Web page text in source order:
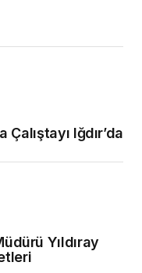
Iğdır’da
Yıldıray